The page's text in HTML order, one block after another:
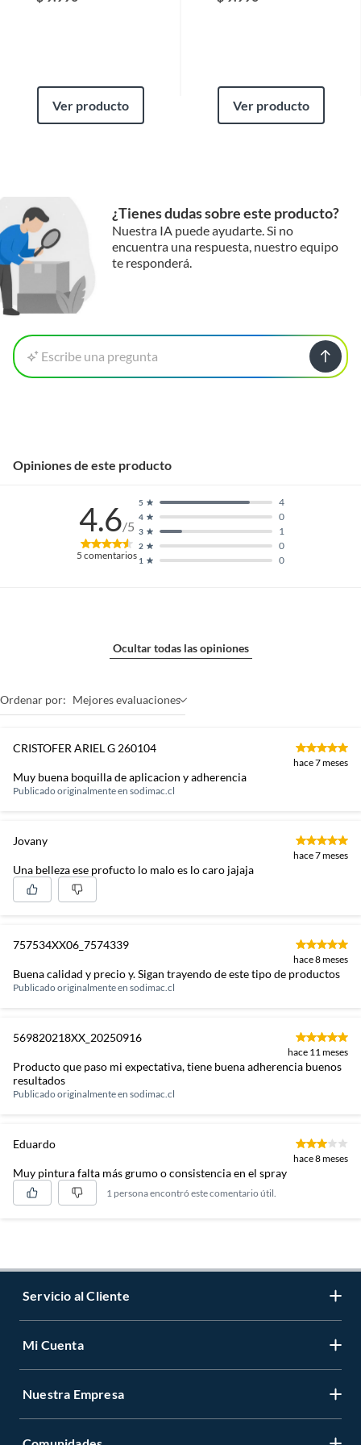
Ver producto Ver producto
¿Tienes dudas sobre este producto?
Nuestra IA puede ayudarte. Si no
encuentra una respuesta, nuestro equipo
te responderá.
Escribe una pregunta
Opiniones de este producto
4.6/5
5 comentarios 1 0
2 0
3 1
4 0
5 4
Ocultar todas las opiniones
Ordenar por: Mejores evaluaciones
CRISTOFER ARIEL G 260104
hace 7 meses
Muy buena boquilla de aplicacion y adherencia
Publicado originalmente en sodimac.cl
Jovany
hace 7 meses
Una belleza ese profucto lo malo es lo caro jajaja
757534XX06_7574339
hace 8 meses
Buena calidad y precio y. Sigan trayendo de este tipo de productos
Publicado originalmente en sodimac.cl
569820218XX_20250916
hace 11 meses
Producto que paso mi expectativa, tiene buena adherencia buenos
resultados
Publicado originalmente en sodimac.cl
Eduardo
hace 8 meses
Muy pintura falta más grumo o consistencia en el spray
1 persona encontró este comentario útil.
Servicio al Cliente
Contáctanos
Tiendas y horarios
Mi Cuenta
Registrate
Nuestra Empresa